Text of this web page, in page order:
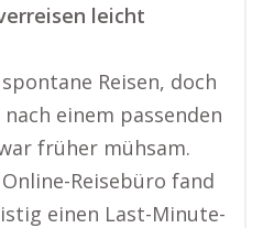
leicht
Reisen, doch
nach einem passenden
früher mühsam.
Reisebüro fand
einen Last-Minute-